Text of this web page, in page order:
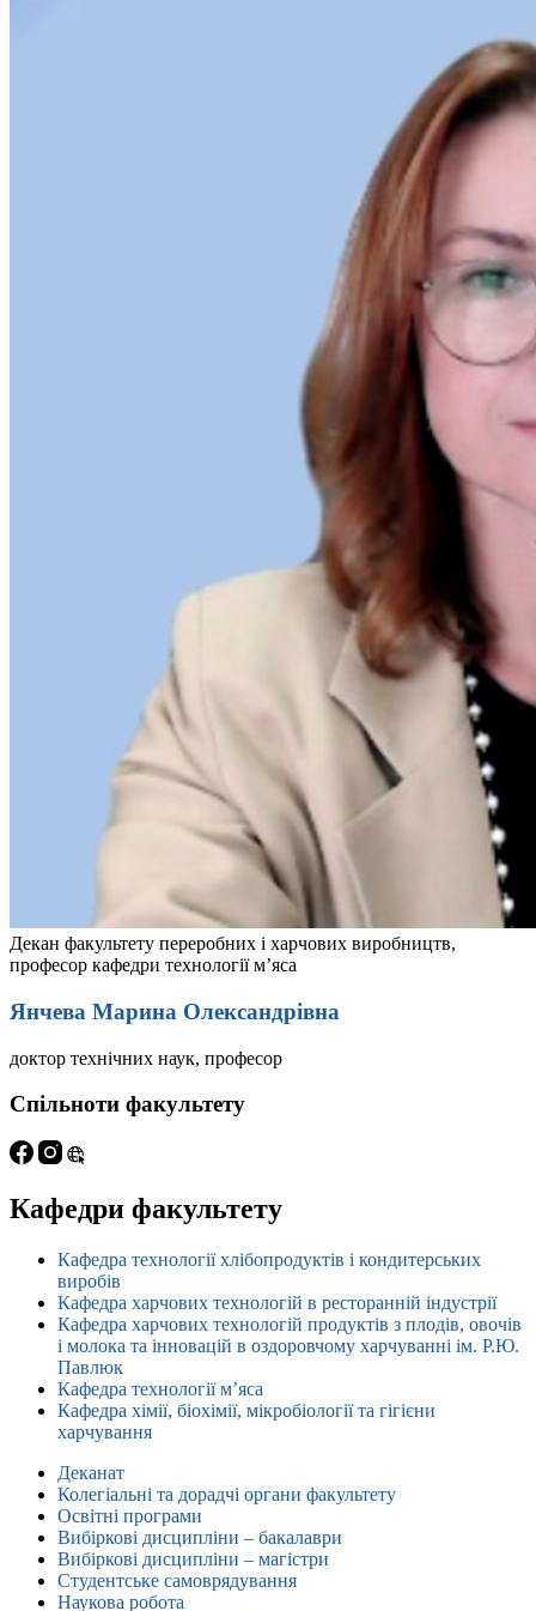
Декан факультету переробних і харчових виробництв,
професор кафедри технології м’яса
Янчева Марина Олександрівна
доктор технічних наук, професор
Спільноти факультету
Кафедри факультету
Кафедра технології хлібопродуктів і кондитерських
виробів
Кафедра харчових технологій в ресторанній індустрії
Кафедра харчових технологій продуктів з плодів, овочів
і молока та інновацій в оздоровчому харчуванні ім. Р.Ю.
Павлюк
Кафедра технології м’яса
Кафедра хімії, біохімії, мікробіології та гігієни
харчування
Деканат
Колегіальні та дорадчі органи факультету
Освітні програми
Вибіркові дисципліни – бакалаври
Вибіркові дисципліни – магістри
Студентське самоврядування
Наукова робота